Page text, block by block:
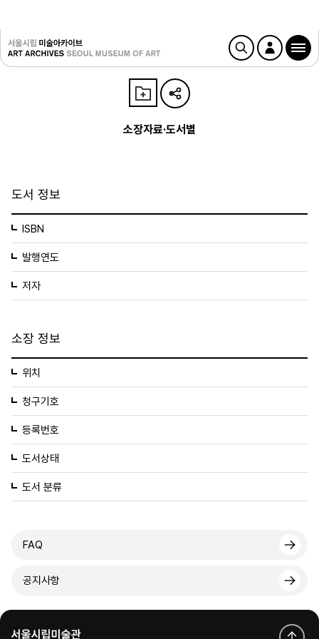
소장자료·도서별
도서 정보
ISBN
발행연도
저자
소장 정보
위치
청구기호
등록번호
도서상태
도서 분류
FAQ
공지사항